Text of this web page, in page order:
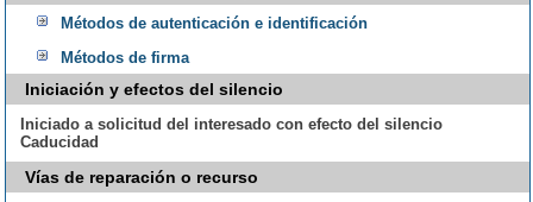
Métodos de autenticación e identificación
Métodos de firma
Iniciación y efectos del silencio
Iniciado a solicitud del interesado con efecto del silencio
Caducidad
Vías de reparación o recurso